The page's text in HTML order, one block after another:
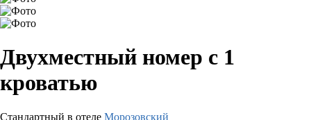
Двухместный номер с 1
кроватью
Стандартный в отеле Морозовский